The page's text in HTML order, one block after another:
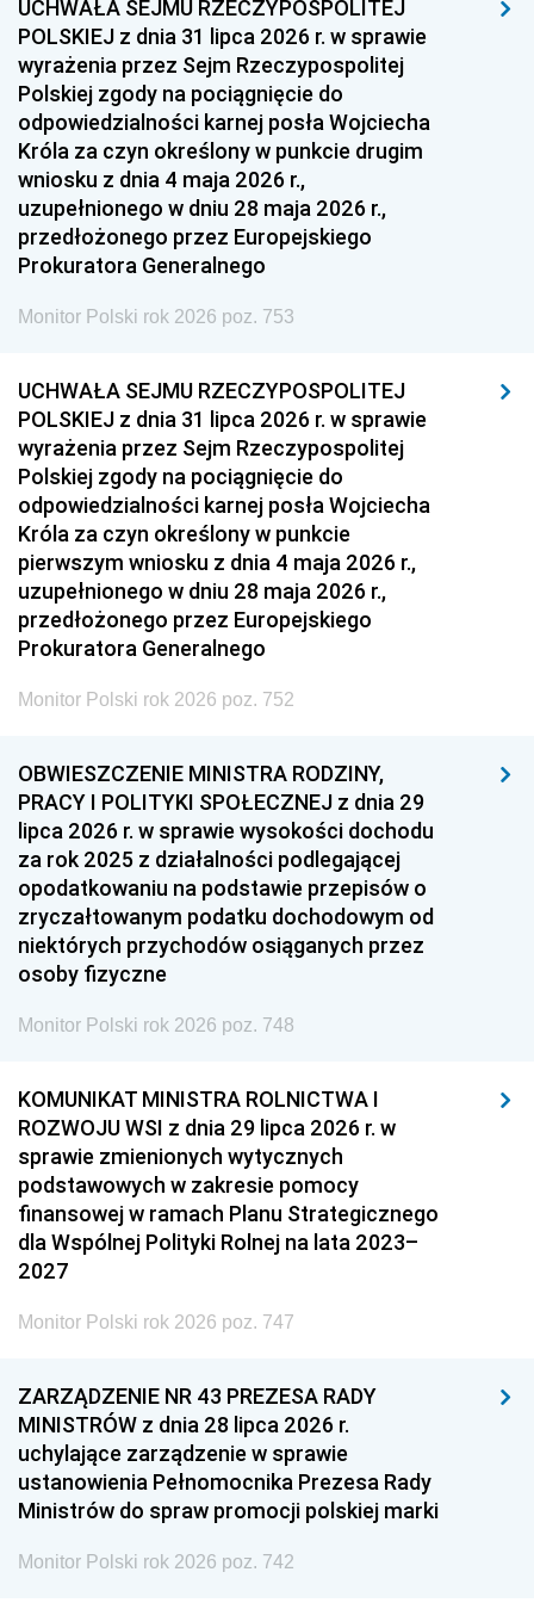
UCHWAŁA SEJMU RZECZYPOSPOLITEJ
POLSKIEJ z dnia 31 lipca 2026 r. w sprawie
wyrażenia przez Sejm Rzeczypospolitej
Polskiej zgody na pociągnięcie do
odpowiedzialności karnej posła Wojciecha
Króla za czyn określony w punkcie drugim
wniosku z dnia 4 maja 2026 r.,
uzupełnionego w dniu 28 maja 2026 r.,
przedłożonego przez Europejskiego
Prokuratora Generalnego
Monitor Polski rok 2026 poz. 753
UCHWAŁA SEJMU RZECZYPOSPOLITEJ
POLSKIEJ z dnia 31 lipca 2026 r. w sprawie
wyrażenia przez Sejm Rzeczypospolitej
Polskiej zgody na pociągnięcie do
odpowiedzialności karnej posła Wojciecha
Króla za czyn określony w punkcie
pierwszym wniosku z dnia 4 maja 2026 r.,
uzupełnionego w dniu 28 maja 2026 r.,
przedłożonego przez Europejskiego
Prokuratora Generalnego
Monitor Polski rok 2026 poz. 752
OBWIESZCZENIE MINISTRA RODZINY,
PRACY I POLITYKI SPOŁECZNEJ z dnia 29
lipca 2026 r. w sprawie wysokości dochodu
za rok 2025 z działalności podlegającej
opodatkowaniu na podstawie przepisów o
zryczałtowanym podatku dochodowym od
niektórych przychodów osiąganych przez
osoby fizyczne
Monitor Polski rok 2026 poz. 748
KOMUNIKAT MINISTRA ROLNICTWA I
ROZWOJU WSI z dnia 29 lipca 2026 r. w
sprawie zmienionych wytycznych
podstawowych w zakresie pomocy
finansowej w ramach Planu Strategicznego
dla Wspólnej Polityki Rolnej na lata 2023–
2027
Monitor Polski rok 2026 poz. 747
ZARZĄDZENIE NR 43 PREZESA RADY
MINISTRÓW z dnia 28 lipca 2026 r.
uchylające zarządzenie w sprawie
ustanowienia Pełnomocnika Prezesa Rady
Ministrów do spraw promocji polskiej marki
Monitor Polski rok 2026 poz. 742